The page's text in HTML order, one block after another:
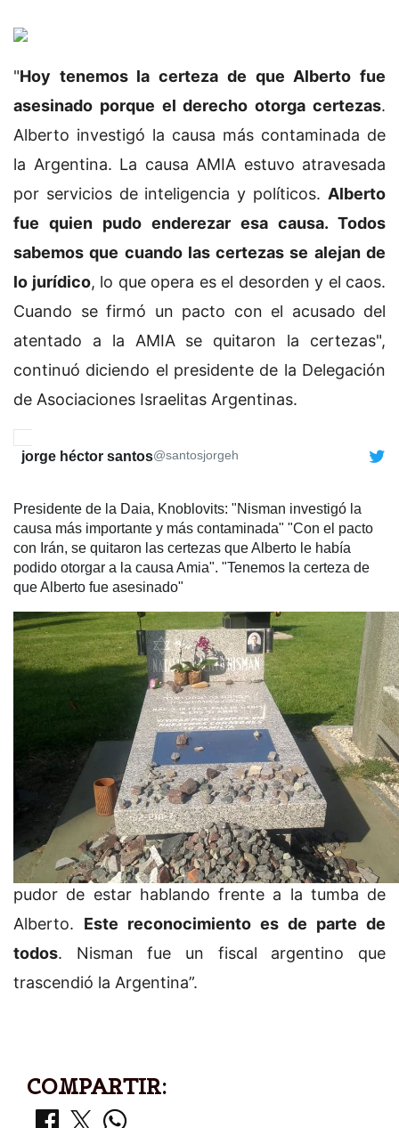
"Hoy tenemos la certeza de que Alberto fue
asesinado porque el derecho otorga certezas.
Alberto investigó la causa más contaminada de
la Argentina. La causa AMIA estuvo atravesada
por servicios de inteligencia y políticos. Alberto
fue quien pudo enderezar esa causa. Todos
sabemos que cuando las certezas se alejan de
lo jurídico, lo que opera es el desorden y el caos.
Cuando se firmó un pacto con el acusado del
atentado a la AMIA se quitaron la certezas",
continuó diciendo el presidente de la Delegación
de Asociaciones Israelitas Argentinas.
jorge héctor santos@santosjorgeh
Presidente de la Daia, Knoblovits: "Nisman investigó la
causa más importante y más contaminada" "Con el pacto
con Irán, se quitaron las certezas que Alberto le había
podido otorgar a la causa Amia". "Tenemos la certeza de
que Alberto fue asesinado"
32
12:03 PM - Jan 19, 2020
23 people are talking about this
Por último, Knoblovits manifestó: “La sensación
que tenemos es que la esencia de Nisman se
torna cada vez más importante en
Argentina.Todos los que estamos acá tenemos
pudor de estar hablando frente a la tumba de
Alberto. Este reconocimiento es de parte de
todos. Nisman fue un fiscal argentino que
trascendió la Argentina”.
COMPARTIR: